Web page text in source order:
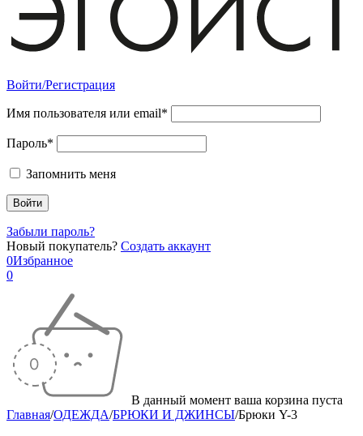
Войти/Регистрация
Имя пользователя или email*
Пароль*
Запомнить меня
Забыли пароль?
Новый покупатель? Создать аккаунт
0Избранное
0
В данный момент ваша корзина пуста
Главная/ОДЕЖДА/БРЮКИ И ДЖИНСЫ/Брюки Y-3